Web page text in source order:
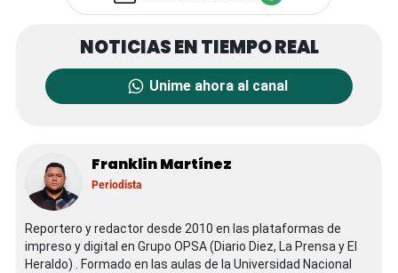
Unime ahora al canal
Franklin Martínez
Periodista
Reportero y redactor desde 2010 en las plataformas de
impreso y digital en Grupo OPSA (Diario Diez, La Prensa y El
Heraldo) . Formado en las aulas de la Universidad Nacional